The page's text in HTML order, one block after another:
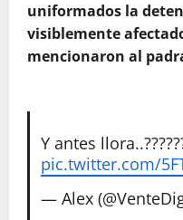
uniformados la
visiblemente
mencionaron al
Y antes
pic.twitter.com/
— Alex